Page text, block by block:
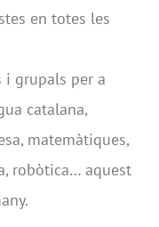
en totes les
i grupals per a
catalana,
matemàtiques,
robòtica… aquest